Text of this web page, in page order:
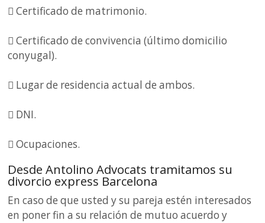
 Certificado de matrimonio.
 Certificado de convivencia (último domicilio
conyugal).
 Lugar de residencia actual de ambos.
 DNI.
 Ocupaciones.
Desde Antolino Advocats tramitamos su
divorcio express Barcelona
En caso de que usted y su pareja estén interesados
en poner fin a su relación de mutuo acuerdo y